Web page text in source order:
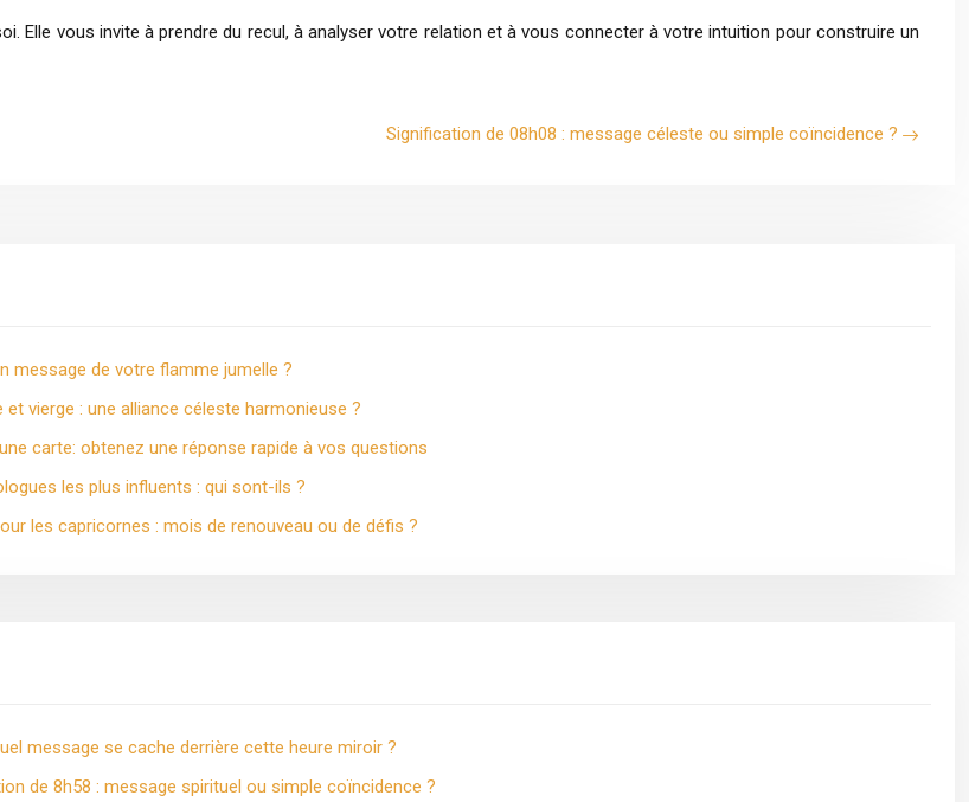
Elle vous invite à prendre du recul, à analyser votre relation et à vous connecter à votre intuition pour construire un
Signification de 08h08 : message céleste ou simple coïncidence ?
message de votre flamme jumelle ?
et vierge : une alliance céleste harmonieuse ?
carte: obtenez une réponse rapide à vos questions
les plus influents : qui sont-ils ?
les capricornes : mois de renouveau ou de défis ?
message se cache derrière cette heure miroir ?
de 8h58 : message spirituel ou simple coïncidence ?